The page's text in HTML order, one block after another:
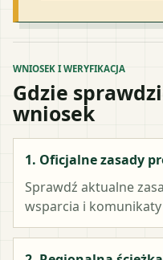
WNIOSEK I WERYFIKACJA
Gdzie
wniosek
1. Oficjalne zasady
Sprawdź aktualne
wsparcia i